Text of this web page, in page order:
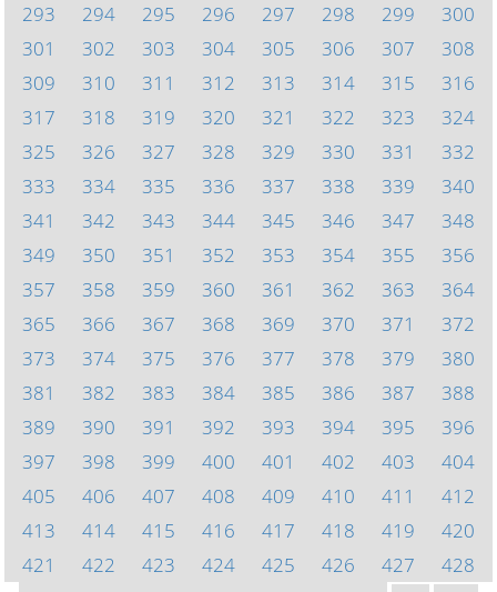
293
294 295 296 297 298 299
300
301
302 303 304 305 306 307
308
309
310 311 312 313 314 315
316
317
318 319 320 321 322 323
324
325
326 327 328 329 330 331
332
333
334 335 336 337 338 339
340
341
342 343 344 345 346 347
348
349
350 351 352 353 354 355
356
357
358 359 360 361 362 363
364
365
366 367 368 369 370 371
372
373
374 375 376 377 378 379
380
381
382 383 384 385 386 387
388
389
390 391 392 393 394 395
396
397
398 399 400 401 402 403
404
405
406 407 408 409 410 411
412
413
414 415 416 417 418 419
420
421
422 423 424 425 426 427
428